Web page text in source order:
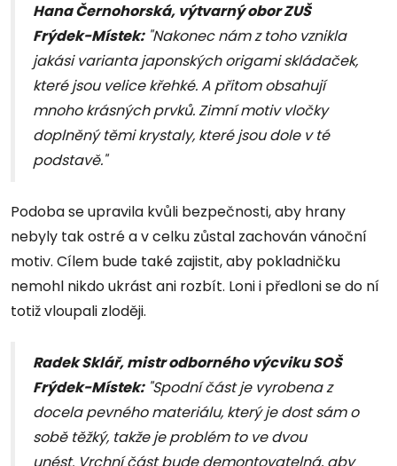
Hana Černohorská, výtvarný obor ZUŠ
Frýdek-Místek:"Nakonec nám z toho vznikla
jakási varianta japonských origami skládaček,
které jsou velice křehké. A přitom obsahují
mnoho krásných prvků. Zimní motiv vločky
doplněný těmi krystaly, které jsou dole v té
podstavě."
Podoba se upravila kvůli bezpečnosti, aby hrany
nebyly tak ostré a v celku zůstal zachován vánoční
motiv. Cílem bude také zajistit, aby pokladničku
nemohl nikdo ukrást ani rozbít. Loni i předloni se do ní
totiž vloupali zloději.
Radek Sklář, mistr odborného výcviku SOŠ
Frýdek-Místek:"Spodní část je vyrobena z
docela pevného materiálu, který je dost sám o
sobě těžký, takže je problém to ve dvou